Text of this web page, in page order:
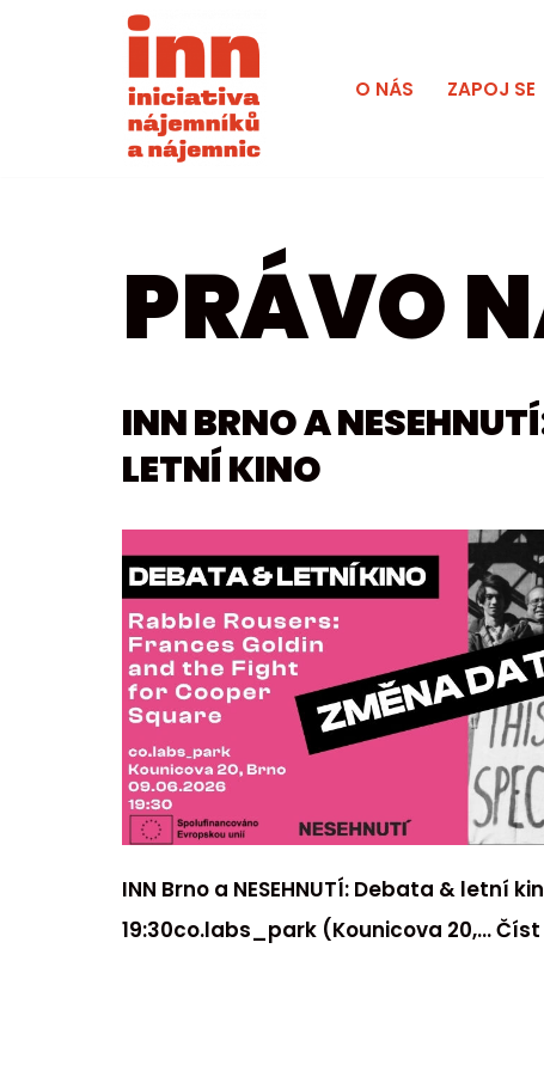
O NÁS ZAPOJ SE
PRÁVO
INN BRNO A
LETNÍ KINO
INN Brno a NESEHNUTÍ: Debata & letní
19:30co.labs_park (Kounicova 20,…Číst